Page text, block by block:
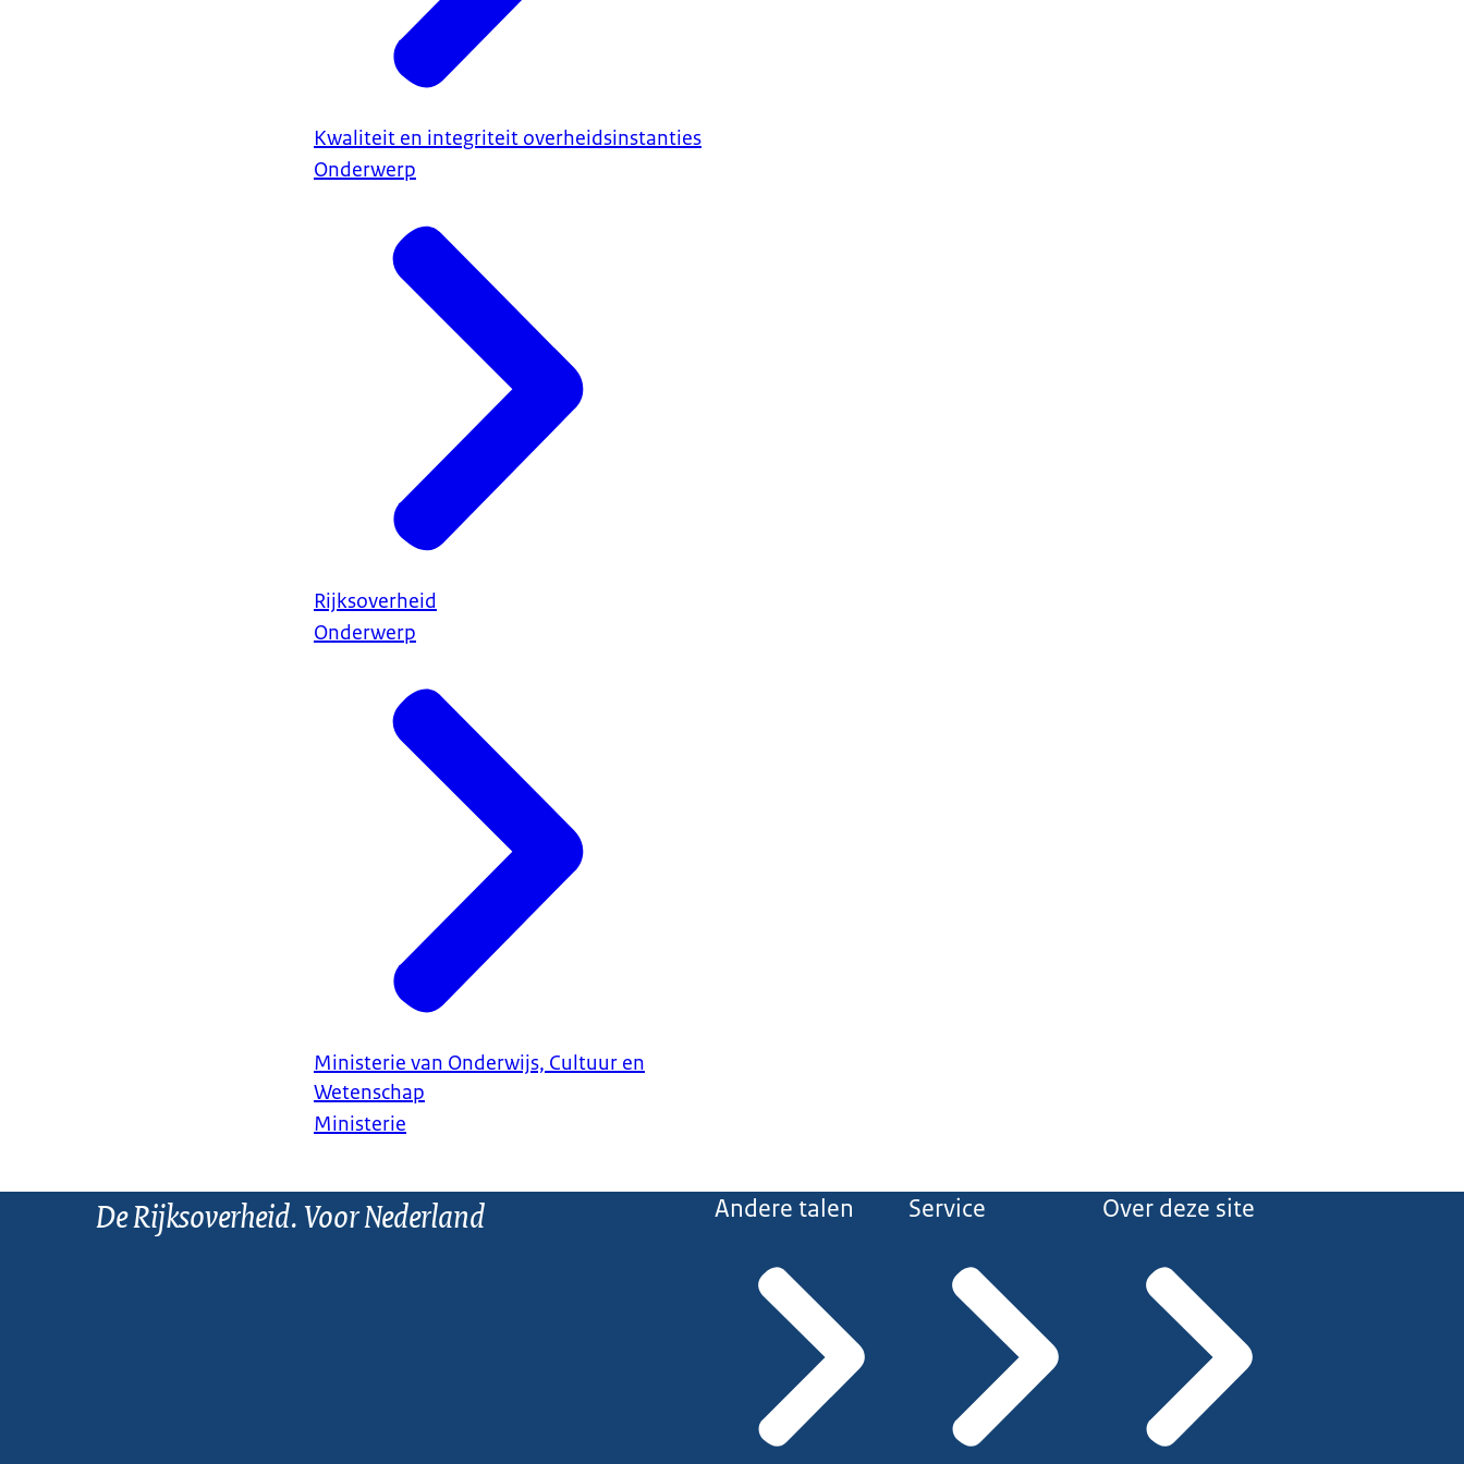
Kwaliteit en integriteit overheidsinstanties
Onderwerp
Rijksoverheid
Onderwerp
Ministerie van Onderwijs, Cultuur en
Wetenschap
Ministerie
De Rijksoverheid. Voor Nederland Andere talen Service Over deze site